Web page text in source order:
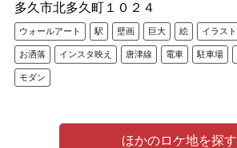
多久市北多久町１０２４
ウォールアート 駅 壁画 巨大 絵 イラスト
お洒落 インスタ映え 唐津線 電車 駐車場
モダン
ほかのロケ地を探す